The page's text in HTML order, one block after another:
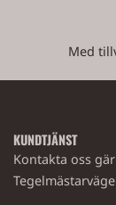
Med
KUNDTJÄNST
Kontakta oss